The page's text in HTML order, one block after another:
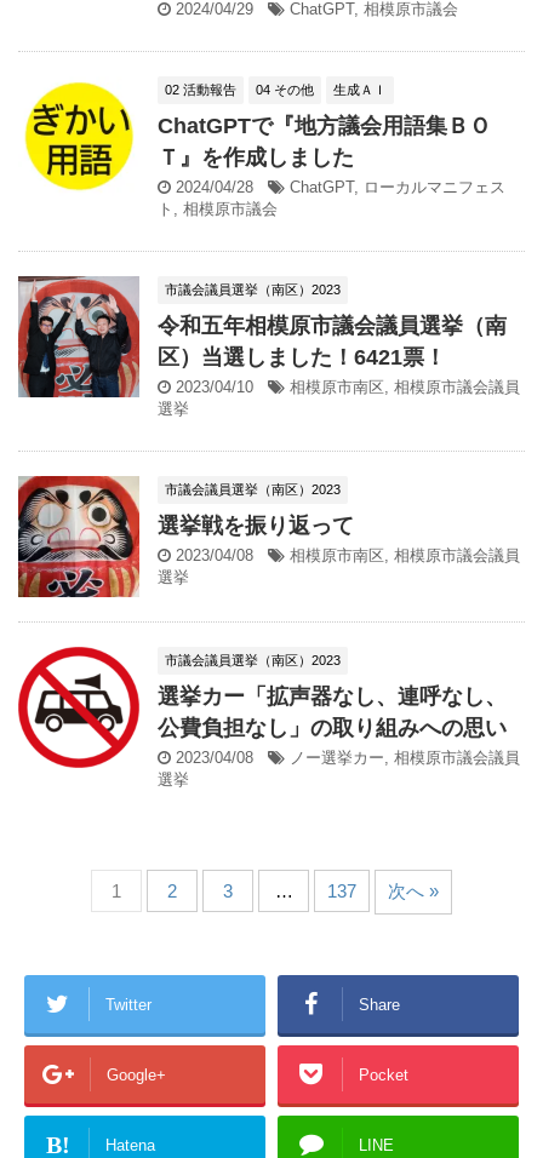
2024/04/29 ChatGPT, 相模原市議会
02 活動報告 04 その他 生成ＡＩ
ChatGPTで『地方議会用語集ＢＯ
Ｔ』を作成しました
2024/04/28 ChatGPT, ローカルマニフェス
ト , 相模原市議会
市議会議員選挙（南区）2023
令和五年相模原市議会議員選挙（南
区）当選しました！6421票！
2023/04/10 相模原市南区, 相模原市議会議員
選挙
市議会議員選挙（南区）2023
選挙戦を振り返って
2023/04/08 相模原市南区, 相模原市議会議員
選挙
市議会議員選挙（南区）2023
選挙カー「拡声器なし、連呼なし、
公費負担なし」の取り組みへの思い
2023/04/08 ノー選挙カー, 相模原市議会議員
選挙
1 2 3 … 137 次へ »
Twitter Share
Google+ Pocket
B! Hatena LINE